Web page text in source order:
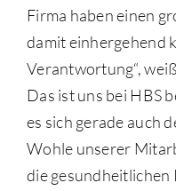
Firma haben einen
damit einhergehend
Verantwortung“,
Das ist uns bei HBS
es sich gerade auch
Wohle unserer
die gesundheitlichen